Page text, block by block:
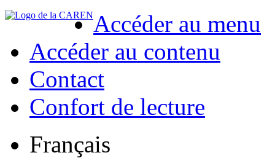
Accéder au menu
Accéder au contenu
Contact
Confort de lecture
Français